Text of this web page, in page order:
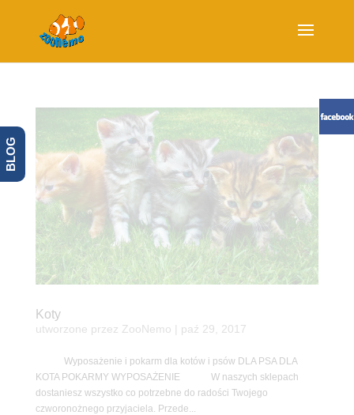
Koty
utworzone przez ZooNemo paź 29, 2017
Wyposażenie i pokarm dla kotów i psów DLA PSA DLA
KOTA POKARMY WYPOSAŻENIE W naszych sklepach
dostaniesz wszystko co potrzebne do radości Twojego
czworonożnego przyjaciela. Przede...
BLOG